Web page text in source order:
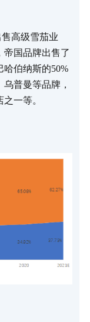
高级雪茄业
帝国品牌出售了
伯纳斯的50%
普曼等品牌，
一等。